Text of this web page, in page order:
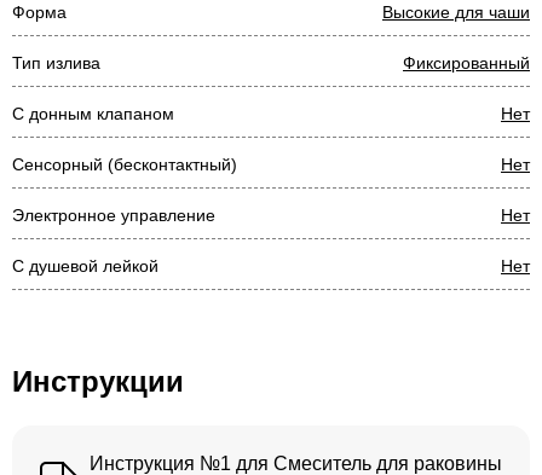
Форма Высокие для чаши
Тип излива Фиксированный
С донным клапаном Нет
Сенсорный (бесконтактный) Нет
Электронное управление Нет
С душевой лейкой Нет
Инструкции
Инструкция №1 для Смеситель для раковины